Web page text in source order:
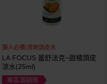
懶人必備!清爽頭皮水
LA FOCUS 蕾舒法克~甜橘頭皮
涼水(25ml)
專區滿額贈